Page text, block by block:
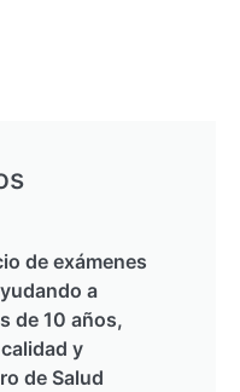
de exámenes
a
de 10 años,
y
de Salud